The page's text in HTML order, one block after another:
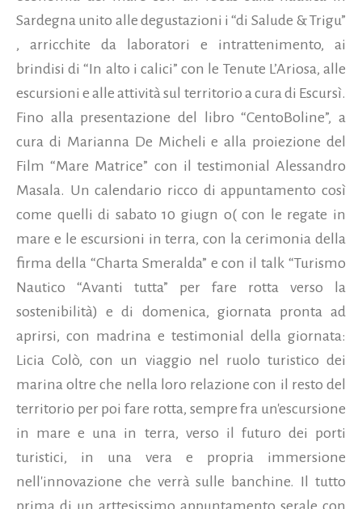
Sardegna unito alle degustazioni i “di Salude & Trigu”
, arricchite da laboratori e intrattenimento, ai
brindisi di “In alto i calici” con le Tenute L’Ariosa, alle
escursioni e alle attività sul territorio a cura di Escursì.
Fino alla presentazione del libro “CentoBoline”, a
cura di Marianna De Micheli e alla proiezione del
Film “Mare Matrice” con il testimonial Alessandro
Masala. Un calendario ricco di appuntamento così
come quelli di sabato 10 giugn o( con le regate in
mare e le escursioni in terra, con la cerimonia della
firma della “Charta Smeralda” e con il talk “Turismo
Nautico “Avanti tutta” per fare rotta verso la
sostenibilità) e di domenica, giornata pronta ad
aprirsi, con madrina e testimonial della giornata:
Licia Colò, con un viaggio nel ruolo turistico dei
marina oltre che nella loro relazione con il resto del
territorio per poi fare rotta, sempre fra un'escursione
in mare e una in terra, verso il futuro dei porti
turistici, in una vera e propria immersione
nell'innovazione che verrà sulle banchine. Il tutto
prima di un arttesissimo appuntamento serale con